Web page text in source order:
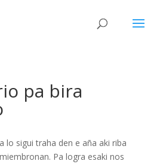
pa bira
lo sigui traha den e aña aki riba
Pa logra esaki nos